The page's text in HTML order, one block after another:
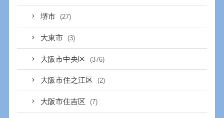
堺市 (27)
大東市 (3)
大阪市中央区 (376)
大阪市住之江区 (2)
大阪市住吉区 (7)